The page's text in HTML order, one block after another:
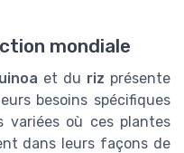
mondiale
et du riz présente
besoins spécifiques
variées où ces plantes
dans leurs façons de